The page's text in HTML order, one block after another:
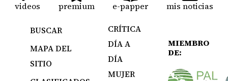
videos premium e-papper mis noticias
BUSCAR
MAPA DEL
SITIO
CRÍTICA
DÍA A
DÍA
MUJER
MIEMBRO
DE: